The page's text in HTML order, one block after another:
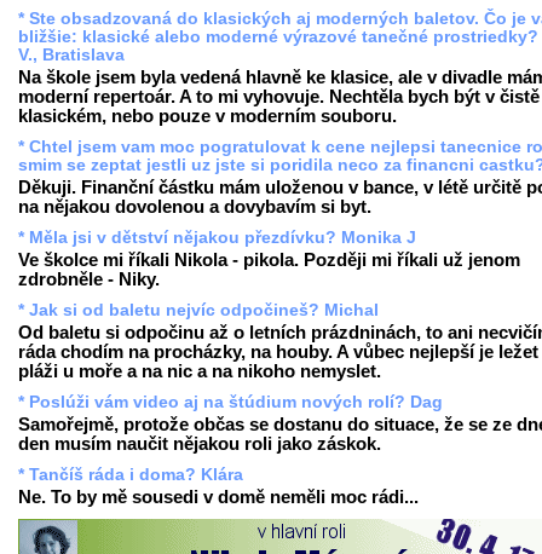
* Ste obsadzovaná do klasických aj moderných baletov. Čo je
bližšie: klasické alebo moderné výrazové tanečné prostriedky?
V., Bratislava
Na škole jsem byla vedená hlavně ke klasice, ale v divadle
moderní repertoár. A to mi vyhovuje. Nechtěla bych být v čistě
klasickém, nebo pouze v moderním souboru.
* Chtel jsem vam moc pogratulovat k cene nejlepsi tanecnice
smim se zeptat jestli uz jste si poridila neco za financni
Děkuji. Finanční částku mám uloženou v bance, v létě určitě
na nějakou dovolenou a dovybavím si byt.
* Měla jsi v dětství nějakou přezdívku? Monika J
Ve školce mi říkali Nikola - pikola. Později mi říkali už jenom
zdrobněle - Niky.
* Jak si od baletu nejvíc odpočineš? Michal
Od baletu si odpočinu až o letních prázdninách, to ani
ráda chodím na procházky, na houby. A vůbec nejlepší je ležet
pláži u moře a na nic a na nikoho nemyslet.
* Poslúži vám video aj na štúdium nových rolí? Dag
Samořejmě, protože občas se dostanu do situace, že se ze
den musím naučit nějakou roli jako záskok.
* Tančíš ráda i doma? Klára
Ne. To by mě sousedi v domě neměli moc rádi...